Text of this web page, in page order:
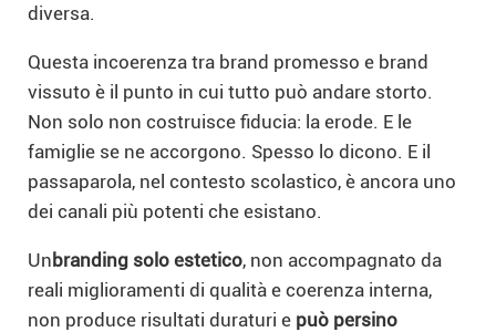
diversa.
Questa incoerenza tra brand promesso e brand
vissuto è il punto in cui tutto può andare storto.
Non solo non costruisce fiducia: la erode. E le
famiglie se ne accorgono. Spesso lo dicono. E il
passaparola, nel contesto scolastico, è ancora uno
dei canali più potenti che esistano.
Unbranding solo estetico, non accompagnato da
reali miglioramenti di qualità e coerenza interna,
non produce risultati duraturi e può persino